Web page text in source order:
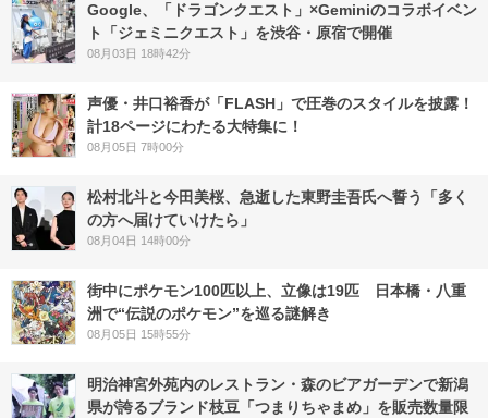
Google、「ドラゴンクエスト」×Geminiのコラボイベン
ト「ジェミニクエスト」を渋谷・原宿で開催
08月03日 18時42分
声優・井口裕香が「FLASH」で圧巻のスタイルを披露！
計18ページにわたる大特集に！
08月05日 7時00分
松村北斗と今田美桜、急逝した東野圭吾氏へ誓う「多く
の方へ届けていけたら」
08月04日 14時00分
街中にポケモン100匹以上、立像は19匹 日本橋・八重
洲で“伝説のポケモン”を巡る謎解き
08月05日 15時55分
明治神宮外苑内のレストラン・森のビアガーデンで新潟
県が誇るブランド枝豆「つまりちゃまめ」を販売数量限